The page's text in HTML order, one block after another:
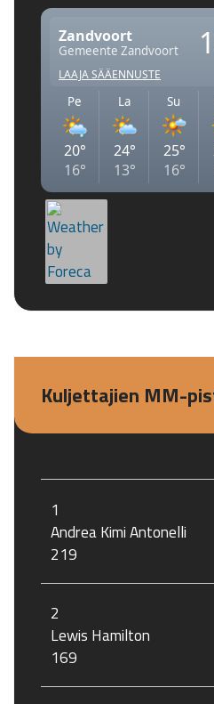
Kuljettajien MM-
1
Andrea Kimi Antonelli
219
2
Lewis Hamilton
169